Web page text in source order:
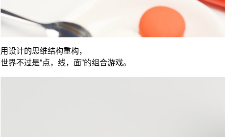
用设计的思维结构重构，
世界不过是“点，线，面”的组合游戏。